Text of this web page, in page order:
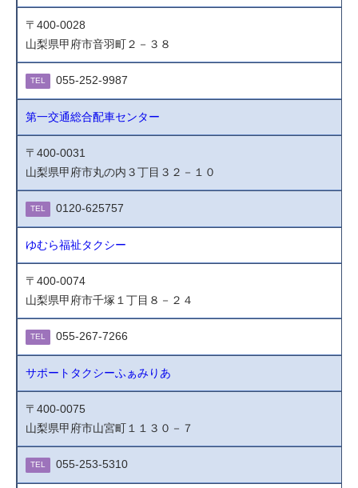
〒400-0028
山梨県甲府市音羽町２－３８
TEL 055-252-9987
第一交通総合配車センター
〒400-0031
山梨県甲府市丸の内３丁目３２－１０
TEL 0120-625757
ゆむら福祉タクシー
〒400-0074
山梨県甲府市千塚１丁目８－２４
TEL 055-267-7266
サポートタクシーふぁみりあ
〒400-0075
山梨県甲府市山宮町１１３０－７
TEL 055-253-5310